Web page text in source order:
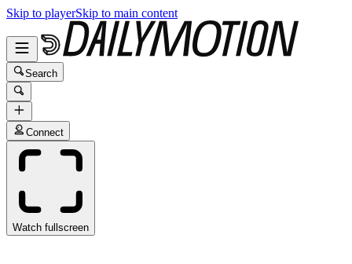
Skip to playerSkip to main content
Search
Connect
Watch fullscreen